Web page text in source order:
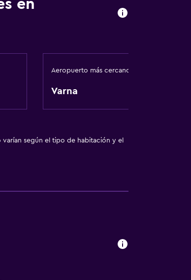
en
Aeropuerto más cercano
Varna
según el tipo de habitación y el